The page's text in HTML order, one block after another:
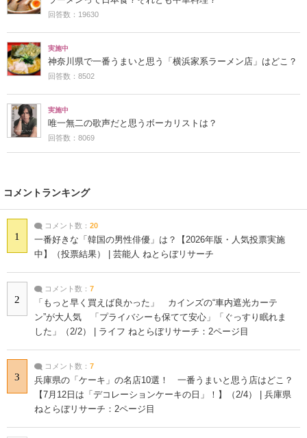
回答数：19630
実施中
神奈川県で一番うまいと思う「横浜家系ラーメン店」はどこ？
回答数：8502
実施中
唯一無二の歌声だと思うボーカリストは？
回答数：8069
コメントランキング
1
コメント数： 20
一番好きな「韓国の男性俳優」は？【2026年版・人気投票実施
中】（投票結果） | 芸能人 ねとらぼリサーチ
2
コメント数： 7
「もっと早く買えば良かった」 カインズの“車内遮光カーテ
ン”が大人気 「プライバシーも保てて安心」「ぐっすり眠れま
した」（2/2） | ライフ ねとらぼリサーチ：2ページ目
3
コメント数： 7
兵庫県の「ケーキ」の名店10選！ 一番うまいと思う店はどこ？
【7月12日は「デコレーションケーキの日」！】（2/4） | 兵庫県
ねとらぼリサーチ：2ページ目